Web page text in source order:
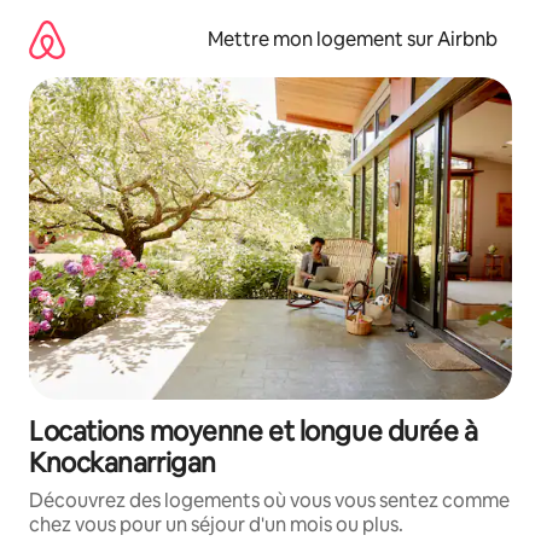
directement
contenu
Mettre mon logement sur Airbnb
Locations moyenne et longue durée à
Knockanarrigan
Découvrez des logements où vous vous sentez comme
chez vous pour un séjour d'un mois ou plus.